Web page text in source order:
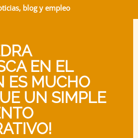
blog y empleo
EN EL
ES MUCHO
UN SIMPLE